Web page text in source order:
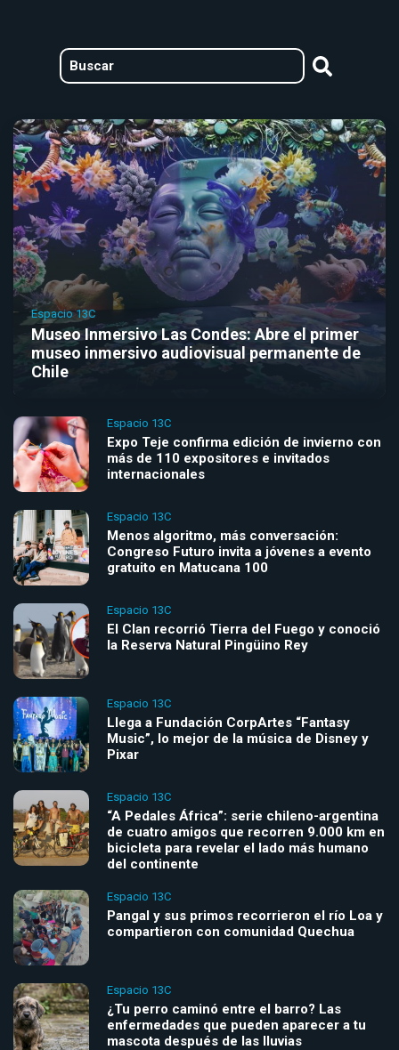
Espacio 13C
Museo Inmersivo Las Condes: Abre el primer
museo inmersivo audiovisual permanente de
Chile
Espacio 13C
Expo Teje confirma edición de invierno con
más de 110 expositores e invitados
internacionales
Espacio 13C
Menos algoritmo, más conversación:
Congreso Futuro invita a jóvenes a evento
gratuito en Matucana 100
Espacio 13C
El Clan recorrió Tierra del Fuego y conoció
la Reserva Natural Pingüino Rey
Espacio 13C
Llega a Fundación CorpArtes “Fantasy
Music”, lo mejor de la música de Disney y
Pixar
Espacio 13C
“A Pedales África”: serie chileno-argentina
de cuatro amigos que recorren 9.000 km en
bicicleta para revelar el lado más humano
del continente
Espacio 13C
Pangal y sus primos recorrieron el río Loa y
compartieron con comunidad Quechua
Espacio 13C
¿Tu perro caminó entre el barro? Las
enfermedades que pueden aparecer a tu
mascota después de las lluvias